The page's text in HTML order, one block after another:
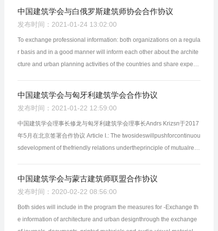
中国建筑学会与白俄罗斯建筑师协会合作协议
发布时间：2021-01-24 13:02:00
To exchange professional information: both organizations on a regula
r basis and in a good manner will inform each other about the archite
cture and urban planning activities of the countries and share experie
中国建筑学会与匈牙利建筑学会合作协议
发布时间：2021-01-22 12:59:00
中国建筑学会理事长修龙与匈牙利建筑学会理事长Andrs Krizsn于2017
年5月在北京签署合作协议 Article I.: The twosideswillpushforcontinuou
sdevelopment of thefriendly relations undertheprinciple of mutualresp
中国建筑学会与蒙古建筑师联盟合作协议
发布时间：2020-02-22 08:56:00
Both sides will include in the program the measures for -Exchange th
e information of architecture and urban designthrough the exchange